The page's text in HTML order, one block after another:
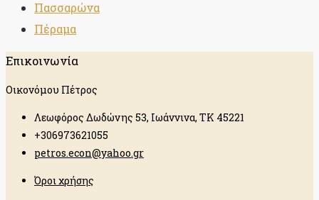
Πασσαρώνα
Πέραμα
Επικοινωνία
Οικονόμου Πέτρος
Λεωφόρος Δωδώνης 53, Ιωάννινα, ΤΚ 45221
+306973621055
petros.econ@yahoo.gr
Όροι χρήσης